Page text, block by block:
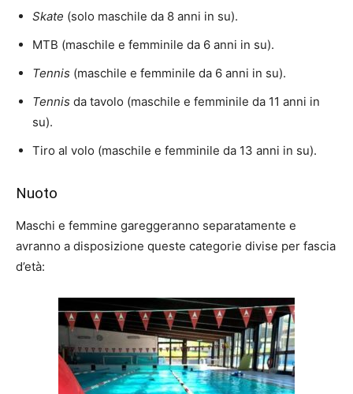
Skate (solo maschile da 8 anni in su).
MTB (maschile e femminile da 6 anni in su).
Tennis (maschile e femminile da 6 anni in su).
Tennis da tavolo (maschile e femminile da 11 anni in
su).
Tiro al volo (maschile e femminile da 13 anni in su).
Nuoto
Maschi e femmine gareggeranno separatamente e
avranno a disposizione queste categorie divise per fascia
d’età: